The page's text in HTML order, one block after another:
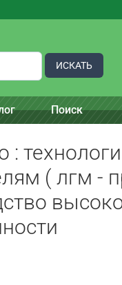
ИСКАТЬ
Поиск
( лгм -